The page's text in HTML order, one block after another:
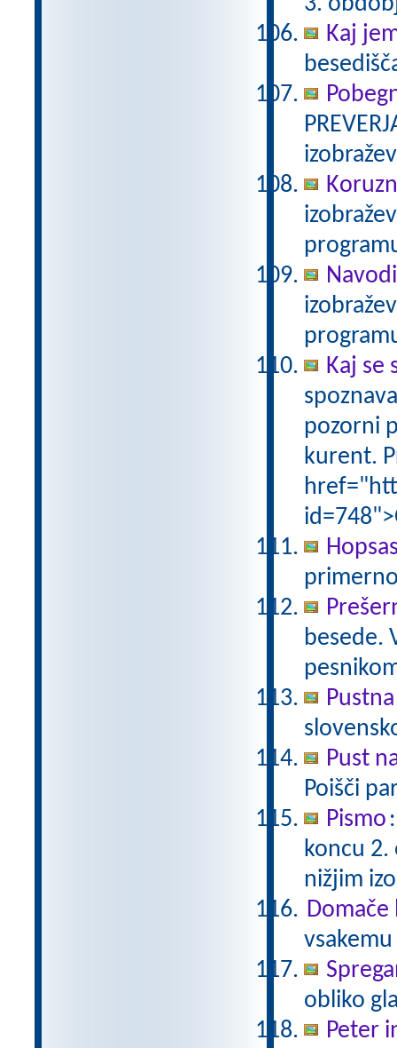
Kaj
Kaj se
pozorni
kurent.
besede.
Pust
Poišči
Pismo
koncu 2.
nižjim
Domače
obliko
Peter